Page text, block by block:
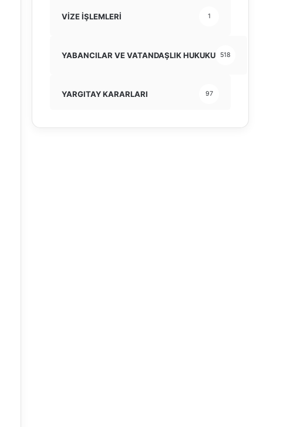
VİZE İŞLEMLERİ 1
YABANCILAR VE VATANDAŞLIK HUKUKU 518
YARGITAY KARARLARI 97